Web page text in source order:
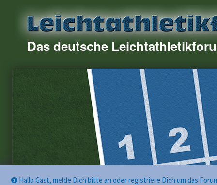
Das deutsche
Hallo Gast, melde Dich bitte an oder registriere Dich um das